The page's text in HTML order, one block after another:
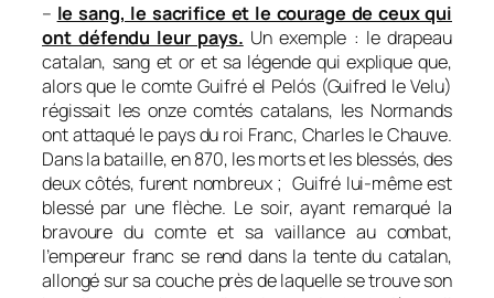
– le sang, le sacrifice et le courage de ceux qui
ont défendu leur pays. Un exemple : le drapeau
catalan, sang et or et sa légende qui explique que,
alors que le comte Guifré el Pelós (Guifred le Velu)
régissait les onze comtés catalans, les Normands
ont attaqué le pays du roi Franc, Charles le Chauve.
Dans la bataille, en 870, les morts et les blessés, des
deux côtés, furent nombreux ; Guifré lui-même est
blessé par une flèche. Le soir, ayant remarqué la
bravoure du comte et sa vaillance au combat,
l’empereur franc se rend dans la tente du catalan,
allongé sur sa couche près de laquelle se trouve son